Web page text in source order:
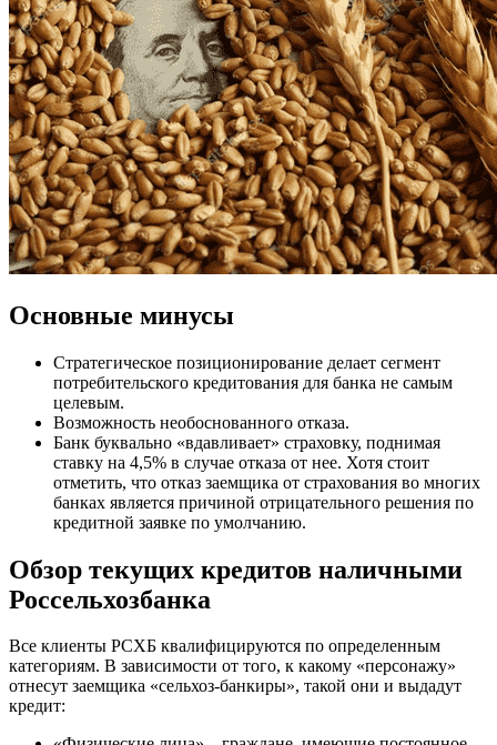
Основные минусы
Стратегическое позиционирование делает сегмент
потребительского кредитования для банка не самым
целевым.
Возможность необоснованного отказа.
Банк буквально «вдавливает» страховку, поднимая
ставку на 4,5% в случае отказа от нее. Хотя стоит
отметить, что отказ заемщика от страхования во многих
банках является причиной отрицательного решения по
кредитной заявке по умолчанию.
Обзор текущих кредитов наличными
Россельхозбанка
Все клиенты РСХБ квалифицируются по определенным
категориям. В зависимости от того, к какому «персонажу»
отнесут заемщика «сельхоз-банкиры», такой они и выдадут
кредит: